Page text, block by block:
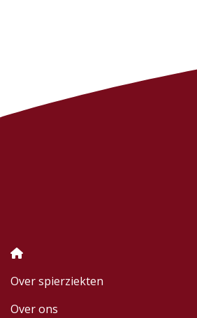
Over spierziekten
Over ons